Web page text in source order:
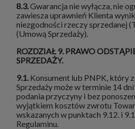
8.3.Gwarancja nie wyłącza, nie
zawiesza uprawnień Klienta
niezgodności rzeczy sprzedanej
(Umową Sprzedaży).
ROZDZIAŁ 9. PRAWO
SPRZEDAŻY.
9.1. Konsument lub PNPK, który
Sprzedaży może w terminie 14
podania przyczyny i bez
wyjątkiem kosztów zwrotu
wskazanych w punktach 9.12. i
Regulaminu.